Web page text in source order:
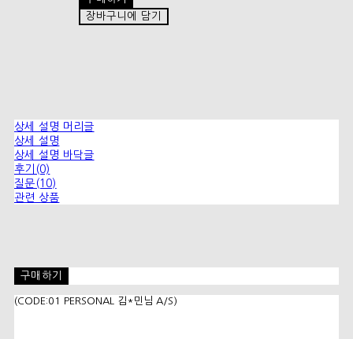
장바구니에 담기
상세 설명 머리글
상세 설명
상세 설명 바닥글
후기(0)
질문(10)
관련 상품
구매하기
(CODE:01 PERSONAL 김*민님 A/S)